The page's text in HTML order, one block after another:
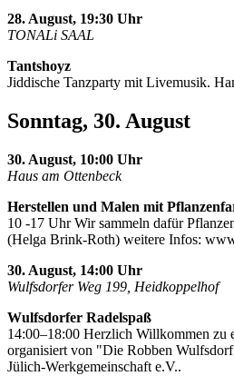
28. August, 19:30 Uhr
TONALi SAAL
Tantshoyz
Jiddische Tanzparty mit Livemusik.
Sonntag, 30. August
30. August, 10:00 Uhr
Haus am Ottenbeck
Herstellen und Malen mit
10 -17 Uhr Wir sammeln dafür
(Helga Brink-Roth) weitere Infos:
30. August, 14:00 Uhr
Wulfsdorfer Weg 199, Heidkoppelhof
Wulfsdorfer Radelspaß
14:00–18:00 Herzlich Willkommen zu
organisiert von "Die Robben
Jülich-Werkgemeinschaft e.V..